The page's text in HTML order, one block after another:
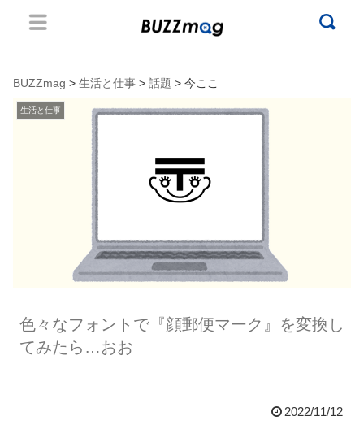
BUZZmag > 生活と仕事 > 話題 > 今ここ
生活と仕事
色々なフォントで『顔郵便マーク』を変換し
てみたら…おお
2022/11/12